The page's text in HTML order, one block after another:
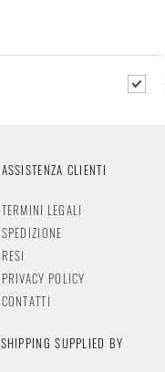
ASSISTENZA CLIENTI
TERMINI LEGALI
SPEDIZIONE
RESI
PRIVACY POLICY
CONTATTI
SHIPPING SUPPLIED BY